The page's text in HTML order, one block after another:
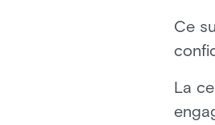
Ce
La